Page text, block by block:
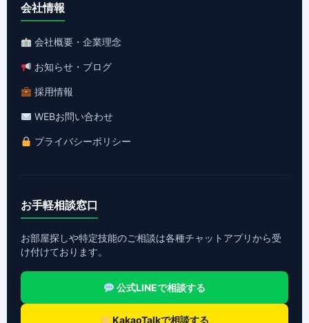
会社情報
会社概要・企業理念
お知らせ・ブログ
採用情報
WEBお問い合わせ
プライバシーポリシー
お手軽相談窓口
お部屋探しや特定技能のご相談は各種チャットアプリから受
け付けております。
公式LINEで相談する
KakaoTalkで相談する